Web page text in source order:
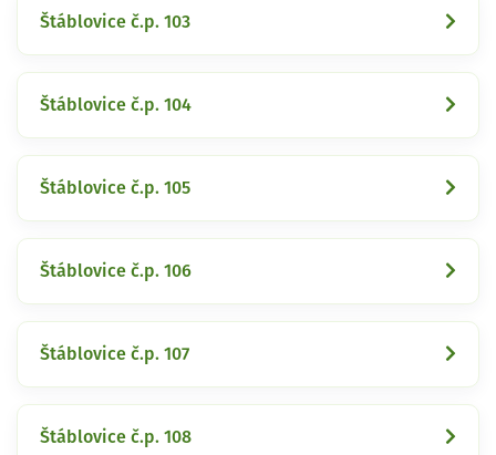
Štáblovice č.p. 103
Štáblovice č.p. 104
Štáblovice č.p. 105
Štáblovice č.p. 106
Štáblovice č.p. 107
Štáblovice č.p. 108